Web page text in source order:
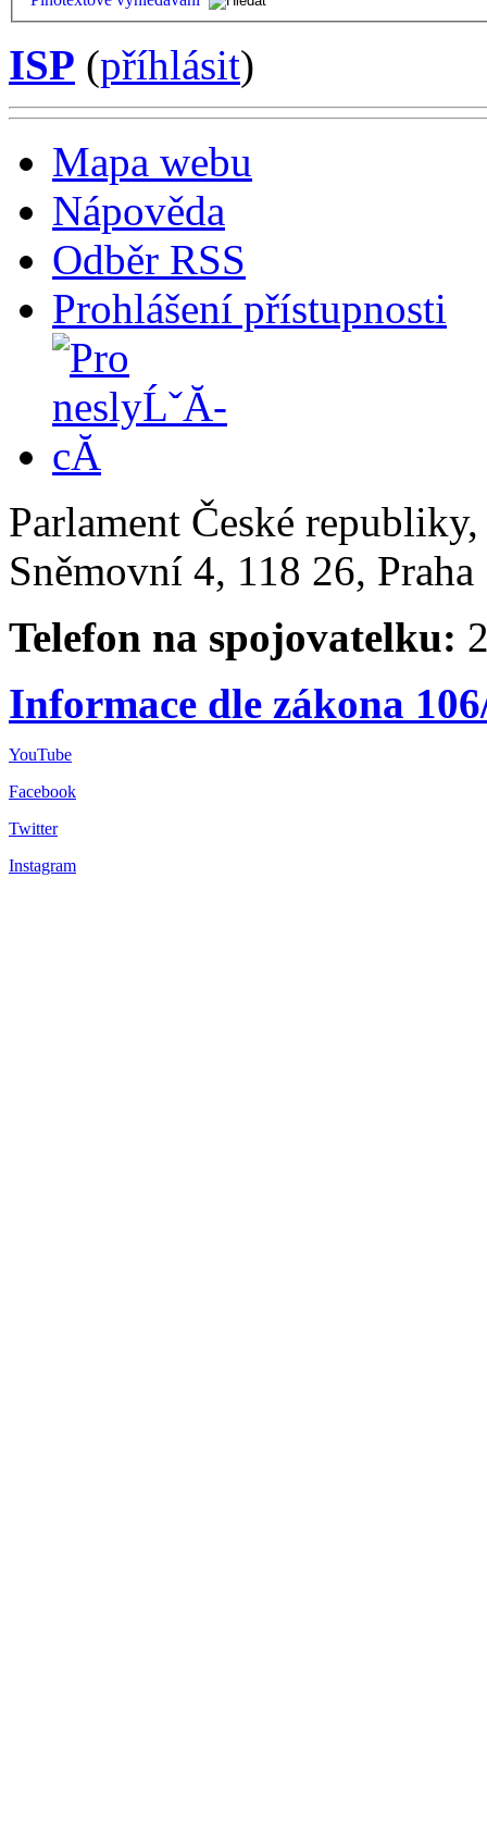
ISP (příhlásit)
Mapa webu
Nápověda
Odběr RSS
Prohlášení přístupnosti
Parlament České
Sněmovní 4, 118 26,
Telefon na spojovatelku:
Informace dle zákona
YouTube
Facebook
Twitter
Instagram